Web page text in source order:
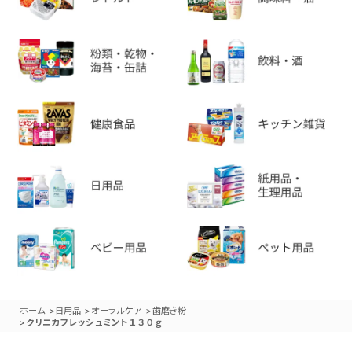
ホーム > 日用品 > オーラルケア >歯磨き粉
> クリニカフレッシュミント１３０ｇ